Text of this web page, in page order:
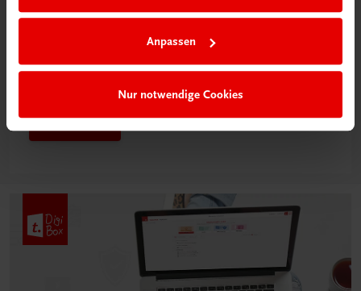
Anpassen
Nur notwendige Cookies
Das „Digitale
Klassenzimmer“